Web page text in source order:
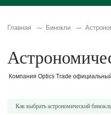
Главная Бинокли
Компания Optics Trade
Как выбрать астрономический